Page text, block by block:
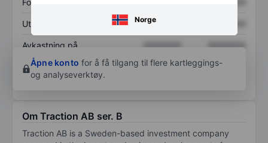
Norge
Utbytte per aksje XXXXXXX
Avkastning på
egenkapital
XXXXXXX
XXXXXXX
Åpne konto for å få tilgang til flere kartleggings-
og analyseverktøy.
Om Traction AB ser. B
Traction AB is a Sweden-based investment company